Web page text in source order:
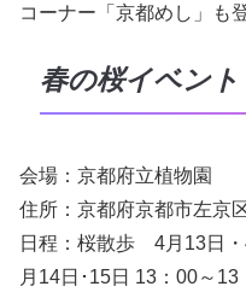
コーナー「京都めし」も
春の桜イベント
会場：京都府立植物園
住所：京都府京都市左京
日程：桜散歩 4月13日
月14日･15日 13：00～